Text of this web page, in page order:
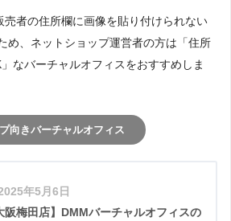
者の住所欄に画像を貼り付けられない
め、ネットショップ運営者の方は「住所
なバーチャルオフィスをおすすめしま
向きバーチャルオフィス
年5月6日
阪梅田店】DMMバーチャルオフィスの